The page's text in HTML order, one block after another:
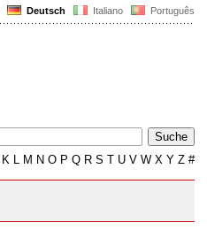
Deutsch Italiano Português
K L M N O P Q R S T U V W X Y Z #